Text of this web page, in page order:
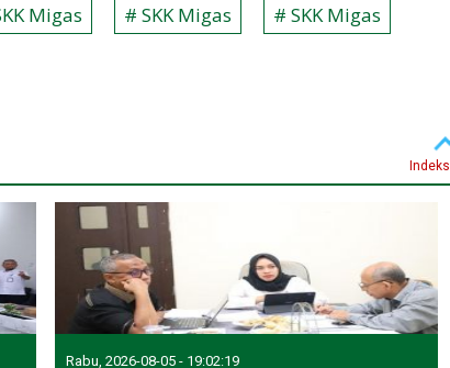
Migas # SKK Migas
# SKK Migas
Indeks
Rabu, 2026-08-05 - 19:02:19